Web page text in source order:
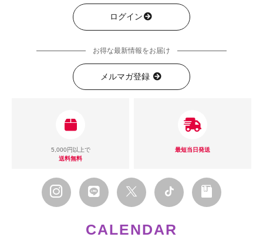
ログイン
お得な最新情報をお届け
メルマガ登録
5,000円以上で
送料無料
最短当日発送
CALENDAR